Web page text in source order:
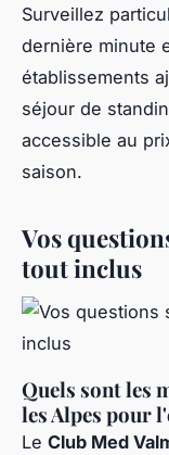
Surveillez
dernière minute
établissements
séjour de
accessible au
saison.
Vos
tout inclus
Quels sont les
les Alpes pour
Le Club Med